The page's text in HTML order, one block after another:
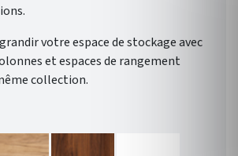
votre espace de stockage avec
et espaces de rangement
collection.